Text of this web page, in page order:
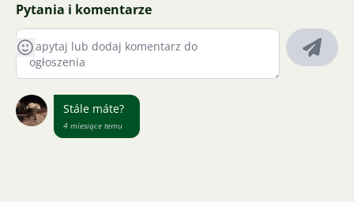
Pytania i komentarze
Stále máte?
4 miesiące temu